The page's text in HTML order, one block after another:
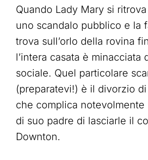
Quando Lady Mary si
uno scandalo pubblico e la
trova sull’orlo della rovina
l’intera casata è minacciata
sociale. Quel particolare
(preparatevi!) è il divorzio
che complica notevolmente
di suo padre di lasciarle il
Downton.